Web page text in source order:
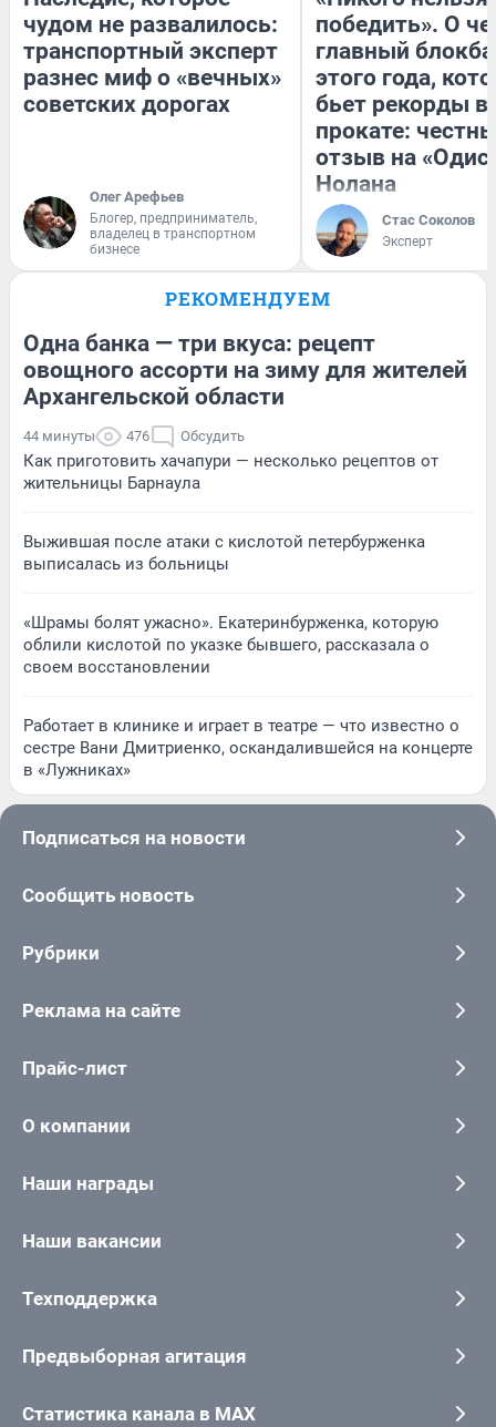
чудом не развалилось:
транспортный эксперт
разнес миф о «вечных»
советских дорогах
Олег Арефьев
Блогер, предприниматель,
владелец в транспортном
бизнесе
победить». О
главный
этого года,
бьет рекорды в
прокате:
отзыв на
Нолана
Стас Соколов
Эксперт
РЕКОМЕНДУЕМ
Одна банка — три вкуса: рецепт
овощного ассорти на зиму для жителей
Архангельской области
44 минуты 476 Обсудить
Как приготовить хачапури — несколько рецептов от
жительницы Барнаула
Выжившая после атаки с кислотой петербурженка
выписалась из больницы
«Шрамы болят ужасно». Екатеринбурженка, которую
облили кислотой по указке бывшего, рассказала о
своем восстановлении
Работает в клинике и играет в театре — что известно о
сестре Вани Дмитриенко, оскандалившейся на концерте
в «Лужниках»
Подписаться на новости
Сообщить новость
Рубрики
Реклама на сайте
Прайс-лист
О компании
Наши награды
Наши вакансии
Техподдержка
Предвыборная агитация
Статистика канала в MAX